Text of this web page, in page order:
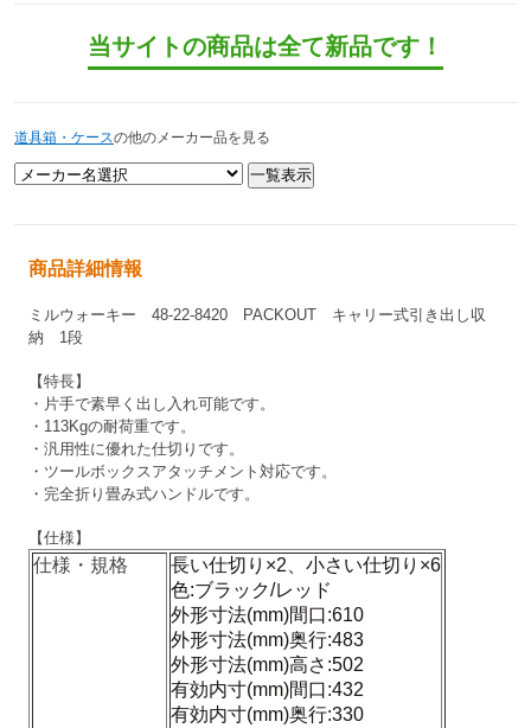
当サイトの商品は全て新品です！
道具箱・ケースの他のメーカー品を見る
商品詳細情報
ミルウォーキー 48-22-8420 PACKOUT キャリー式引き出し収
納 1段
【特長】
・片手で素早く出し入れ可能です。
・113Kgの耐荷重です。
・汎用性に優れた仕切りです。
・ツールボックスアタッチメント対応です。
・完全折り畳み式ハンドルです。
【仕様】
仕様・規格
長い仕切り×2、小さい仕切り×6
色:ブラック/レッド
外形寸法(mm)間口:610
外形寸法(mm)奥行:483
外形寸法(mm)高さ:502
有効内寸(mm)間口:432
有効内寸(mm)奥行:330